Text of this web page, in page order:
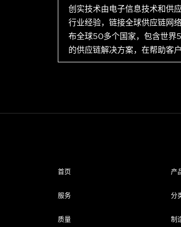
创实技术由电子信息技术和供
行业经验，链接全球供应链网
布全球50多个国家，包含世界
的供应链解决方案，在帮助客
首页
服务
质量
产
分
制